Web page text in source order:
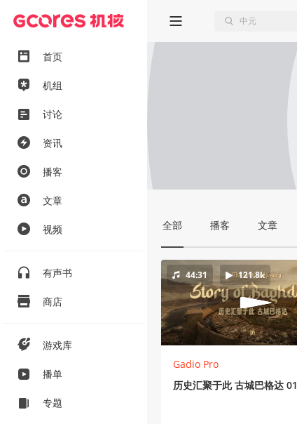
首页
机组
讨论
资讯
播客
文章
视频
有声书
商店
游戏库
播单
专题
全部 播客 文章
44:31 121.8k
Gadio Pro
历史汇聚于此 古城巴格达 01